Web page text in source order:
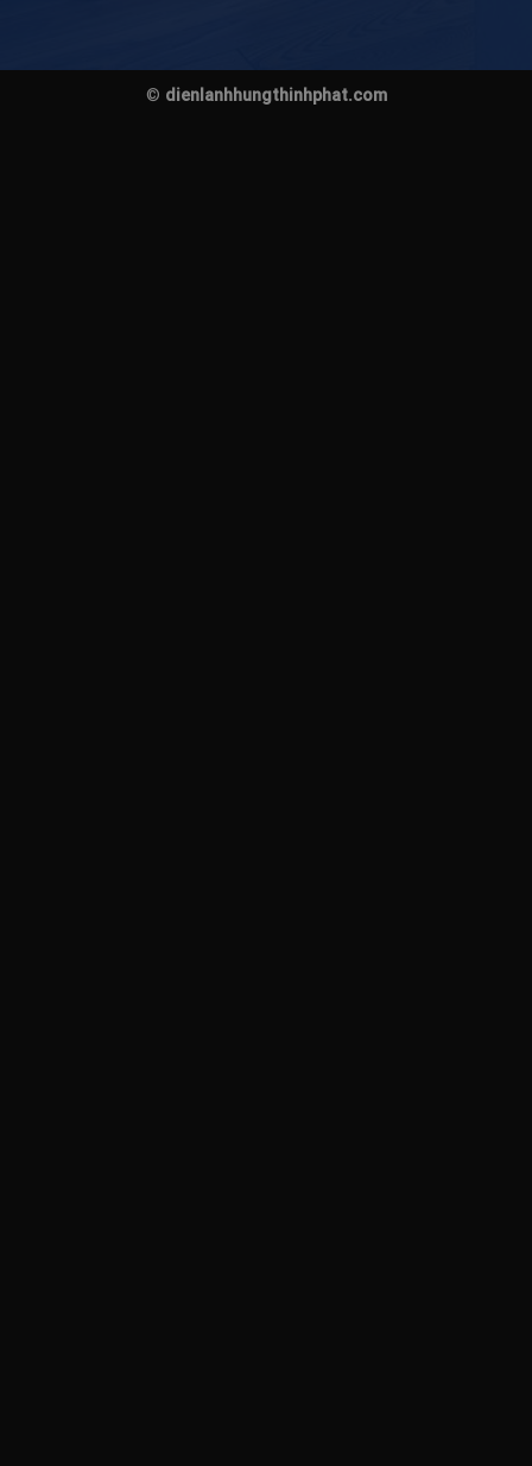
© dienlanhhungthinhphat.com